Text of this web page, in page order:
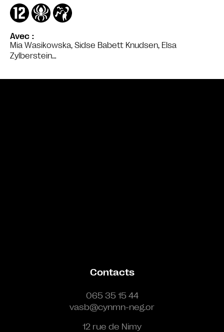
Avec
Mia Wasikowska, Sidse Babett Knudsen, Elsa
Zylberstein…
Contacts
065 35 15 44
vasb@cynmn-neg.or
12 rue de Nimy